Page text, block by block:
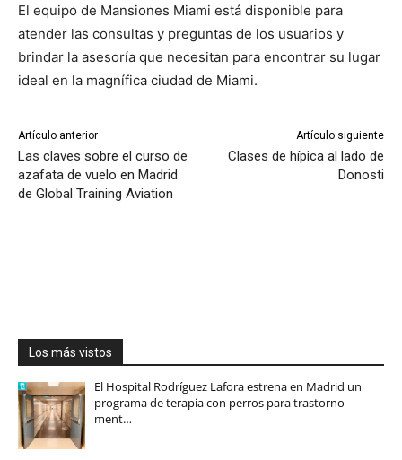
El equipo de Mansiones Miami está disponible para
atender las consultas y preguntas de los usuarios y
brindar la asesoría que necesitan para encontrar su lugar
ideal en la magnífica ciudad de Miami.
Artículo anterior
Las claves sobre el curso de
azafata de vuelo en Madrid
de Global Training Aviation
Artículo siguiente
Clases de hípica al lado de
Donosti
Los más vistos
El Hospital Rodríguez Lafora estrena en Madrid un
programa de terapia con perros para trastorno
ment…